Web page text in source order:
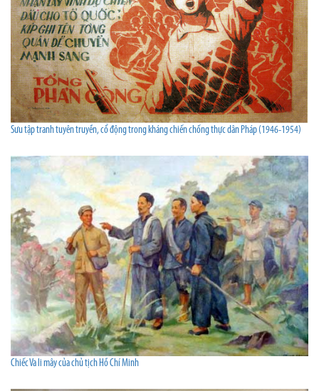
Sưu tập tranh tuyên truyền, cổ động trong kháng chiến chống thực dân Pháp (1946-1954)
Chiếc Va li mây của chủ tịch Hồ Chí Minh